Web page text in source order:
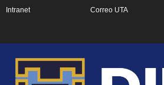
Intranet Correo UTA